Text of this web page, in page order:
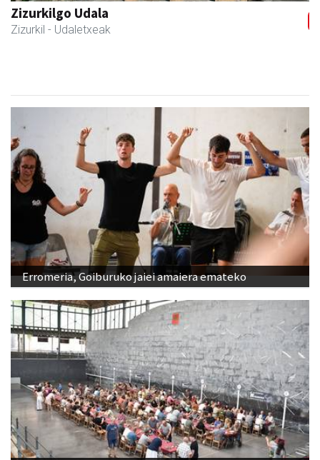
Hiru Jatetxea
Andoain - Tabernak
Erromeria, Goiburuko jaiei amaiera emateko